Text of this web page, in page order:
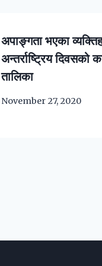
अपाङ्गता भएका
अन्तर्राष्ट्रिय दिवसको
तालिका
November 27, 2020